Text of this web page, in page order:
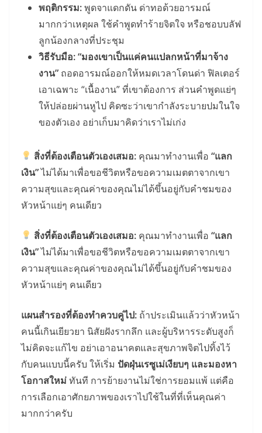
พฤติกรรม:พูดจาแดกดัน ด่าทอด้วยอารมณ์
มากกว่าเหตุผล ใช้คำพูดทำร้ายจิตใจ หรือชอบบลัฟ
ลูกน้องกลางที่ประชุม
วิธีรับมือ:“มองเขาเป็นแค่คนแปลกหน้าที่มาจ้าง
งาน” ถอดอารมณ์ออกให้หมดเวลาโดนด่า ฟิลเตอร์
เอาเฉพาะ “เนื้องาน” ที่เขาต้องการ ส่วนคำพูดแย่ๆ
ให้ปล่อยผ่านหูไป คิดซะว่าเขากำลังระบายปมในใจ
ของตัวเอง อย่าเก็บมาคิดว่าเราไม่เก่ง
สิ่งที่ต้องเตือนตัวเองเสมอ: คุณมาทำงานเพื่อ“แลก
เงิน”ไม่ได้มาเพื่อขอชีวิตหรือขอความเมตตาจากเขา
ความสุขและคุณค่าของคุณไม่ได้ขึ้นอยู่กับคำชมของ
หัวหน้าแย่ๆ คนเดียว
สิ่งที่ต้องเตือนตัวเองเสมอ: คุณมาทำงานเพื่อ“แลก
เงิน”ไม่ได้มาเพื่อขอชีวิตหรือขอความเมตตาจากเขา
ความสุขและคุณค่าของคุณไม่ได้ขึ้นอยู่กับคำชมของ
หัวหน้าแย่ๆ คนเดียว
แผนสำรองที่ต้องทำควบคู่ไป: ถ้าประเมินแล้วว่าหัวหน้า
คนนี้เกินเยียวยา นิสัยฝังรากลึก และผู้บริหารระดับสูงก็
ไม่คิดจะแก้ไข อย่าเอาอนาคตและสุขภาพจิตไปทิ้งไว้
กับคนแบบนี้ครับ ให้เริ่ม ปัดฝุ่นเรซูเม่เงียบๆ และมองหา
โอกาสใหม่ทันที การย้ายงานไม่ใช่การยอมแพ้ แต่คือ
การเลือกเอาศักยภาพของเราไปใช้ในที่ที่เห็นคุณค่า
มากกว่าครับ